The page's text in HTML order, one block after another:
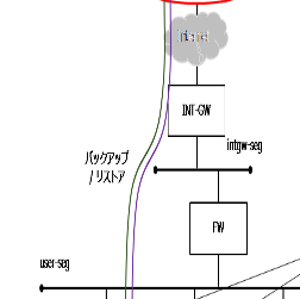
すべてのメニューを見る
モニタリング/監査
管理機能
すべてのメニューを見る
ネットワーク
モニタリング/監査
サポート
すべてのメニューを見る
■ セットアップガイド
- 新規お申し込み方法
- 初期設定・確認
- ユーザー機能の管理
- セキュリティ・監査
- データと分析
- マルチクラウド利用
- リモートワーク
サービス稼働状況
故障/メンテナンス履歴
メンテナンス予定
定期メンテナンス
販売パートナー向けプログラム
協業パートナー
トレーニング/操作動画